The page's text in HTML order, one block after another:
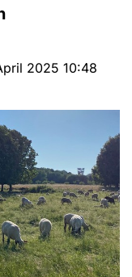
2025 10:48